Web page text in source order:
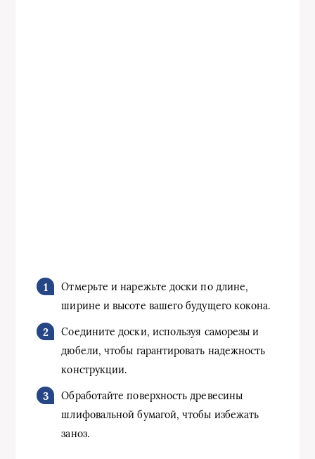
Отмерьте и нарежьте доски по длине,
ширине и высоте вашего будущего кокона.
Соедините доски, используя саморезы и
дюбели, чтобы гарантировать надежность
конструкции.
Обработайте поверхность древесины
шлифовальной бумагой, чтобы избежать
заноз.